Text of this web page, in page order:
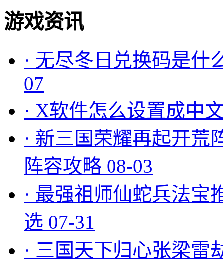
游戏资讯
· 无尽冬日兑换码是什
07
· X软件怎么设置成中
· 新三国荣耀再起开荒
阵容攻略 08-03
· 最强祖师仙蛇兵法宝
选 07-31
· 三国天下归心张梁雷